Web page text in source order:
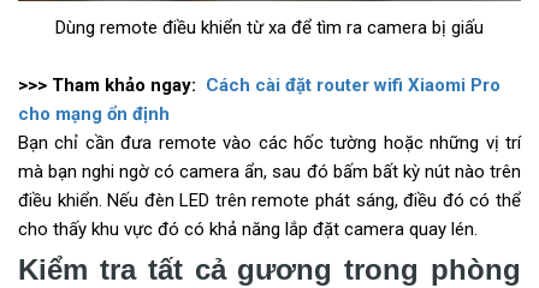
Dùng remote điều khiển từ xa để tìm ra camera bị giấu
>>> Tham khảo ngay: Cách cài đặt router wifi Xiaomi Pro
cho mạng ổn định
Bạn chỉ cần đưa remote vào các hốc tường hoặc những vị trí
mà bạn nghi ngờ có camera ẩn, sau đó bấm bất kỳ nút nào trên
điều khiển. Nếu đèn LED trên remote phát sáng, điều đó có thể
cho thấy khu vực đó có khả năng lắp đặt camera quay lén.
Kiểm tra tất cả gương trong phòng